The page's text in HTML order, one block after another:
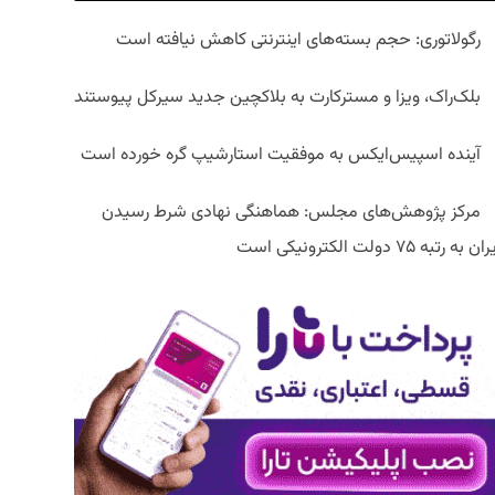
رگولاتوری: حجم بسته‌های اینترنتی کاهش نیافته است
بلک‌راک، ویزا و مسترکارت به بلاکچین جدید سیرکل پیوستند
آینده اسپیس‌ایکس به موفقیت استارشیپ گره خورده است
مرکز پژوهش‌های مجلس: هماهنگی نهادی شرط رسیدن
به رتبه ۷۵ دولت الکترونیکی است